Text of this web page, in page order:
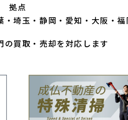
拠点
埼玉 静岡 愛知 大阪
の買取・売却を対応します